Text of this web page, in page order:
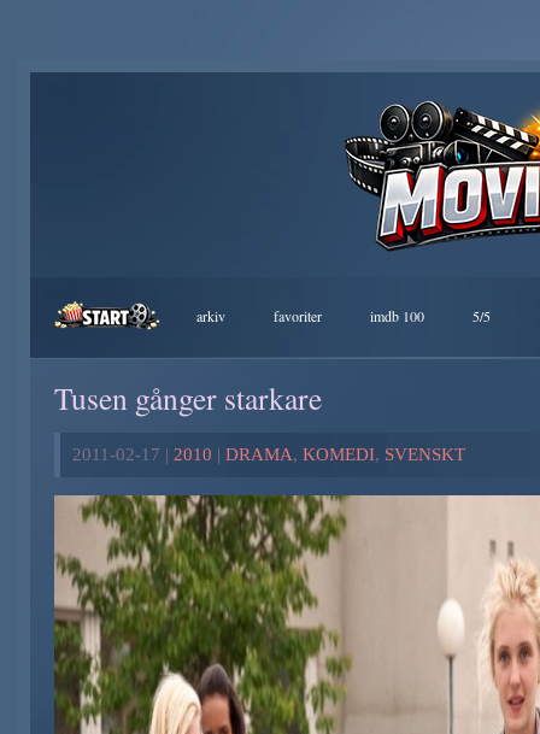
arkiv favoriter imdb 100 5/5
Tusen gånger starkare
2011-02-17 | 2010 | DRAMA, KOMEDI, SVENSKT